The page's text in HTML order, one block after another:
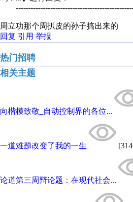
周立功那个周扒皮的孙子搞出来的
回复 引用 举报
热门招聘
相关主题
向楷模致敬_自动控制界的各位...
一道难题改变了我的一生
论道第三周辩论题：在现代社会...